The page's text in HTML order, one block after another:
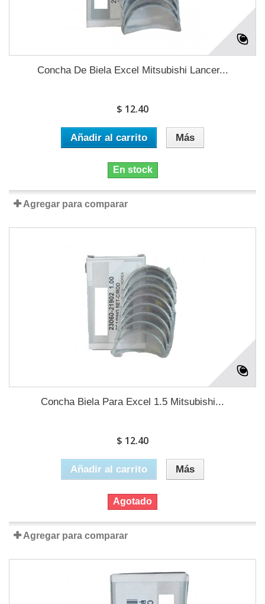
Concha De Biela Excel Mitsubishi Lancer...
$ 12.40
Añadir al carrito Más
En stock
Agregar para comparar
Concha Biela Para Excel 1.5 Mitsubishi...
$ 12.40
Añadir al carrito Más
Agotado
Agregar para comparar